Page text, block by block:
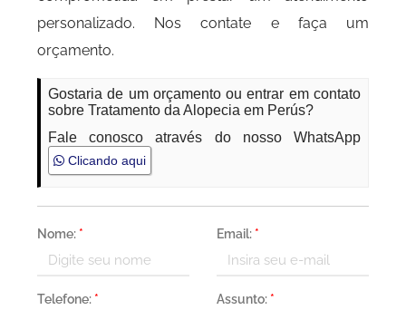
personalizado. Nos contate e faça um
orçamento.
Gostaria de um orçamento ou entrar em contato
sobre Tratamento da Alopecia em Perús?
Fale conosco através do nosso WhatsApp
Clicando aqui
Nome: * Email: *
Telefone: * Assunto: *